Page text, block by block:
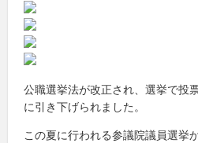
公職選挙法が改正され、選挙で投
に引き下げられました。
この夏に行われる参議院議員選挙